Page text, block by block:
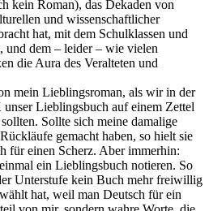
kein Roman), das Dekaden von
und wissenschaftlicher
hat, mit dem Schulklassen und
und dem – leider – wie vielen
die Aura des Veralteten und
mein Lieblingsroman, als wir in der
Lieblingsbuch auf einem Zettel
Sollte sich meine damalige
gemacht haben, so hielt sie
für einen Scherz. Aber immerhin:
ein Lieblingsbuch notieren. So
Unterstufe kein Buch mehr freiwillig
hat, weil man Deutsch für ein